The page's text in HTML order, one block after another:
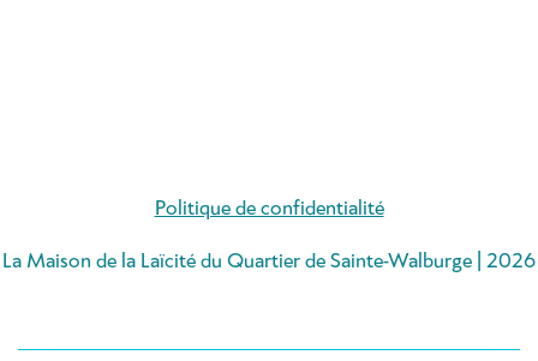
Politique de confidentialité
La Maison de la Laïcité du Quartier de Sainte-Walburge | 2026